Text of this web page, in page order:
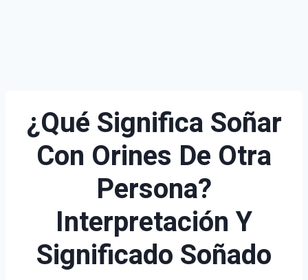
¿Qué Significa Soñar
Con Orines De Otra
Persona?
Interpretación Y
Significado Soñado